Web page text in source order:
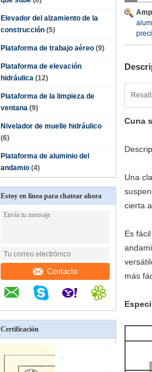
Elevador del alzamiento de la
construcción (5)
Plataforma de trabajo aéreo (9)
Plataforma de elevación
hidráulica (12)
Plataforma de la limpieza de
ventana (9)
Nivelador de muelle hidráulico
(6)
Plataforma de aluminio del
andamio (4)
Estoy en línea para chatear ahora
Contacto
Certificación
Cuna
Una
cierta
Es
más